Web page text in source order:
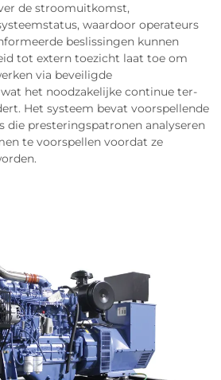
de stroomuitkomst,
waardoor operateurs
beslissingen kunnen
tot extern toezicht laat toe om
via beveiligde
het noodzakelijke continue ter-
Het systeem bevat voorspellende
die presteringspatronen analyseren
te voorspellen voordat ze